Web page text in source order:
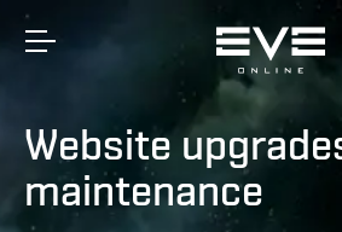
Website
maintenance